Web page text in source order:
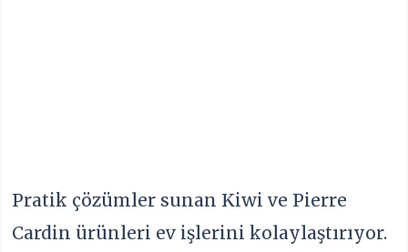
Pratik çözümler sunan Kiwi ve Pierre
Cardin ürünleri ev işlerini kolaylaştırıyor.